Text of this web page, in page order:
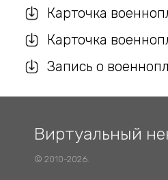
Карточка
Карточка
Запись о
Виртуальный
© 2010-2026.